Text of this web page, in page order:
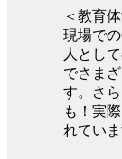
＜教育
現場で
人とし
でさま
す。さ
も！実
れていま